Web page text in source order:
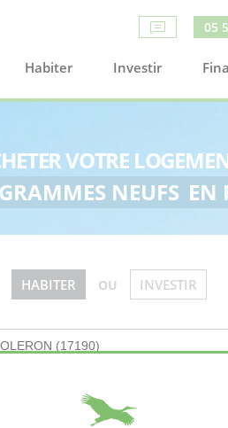
05
Habiter Investir
VOTRE
NEUFS EN
HABITER OU INVESTIR